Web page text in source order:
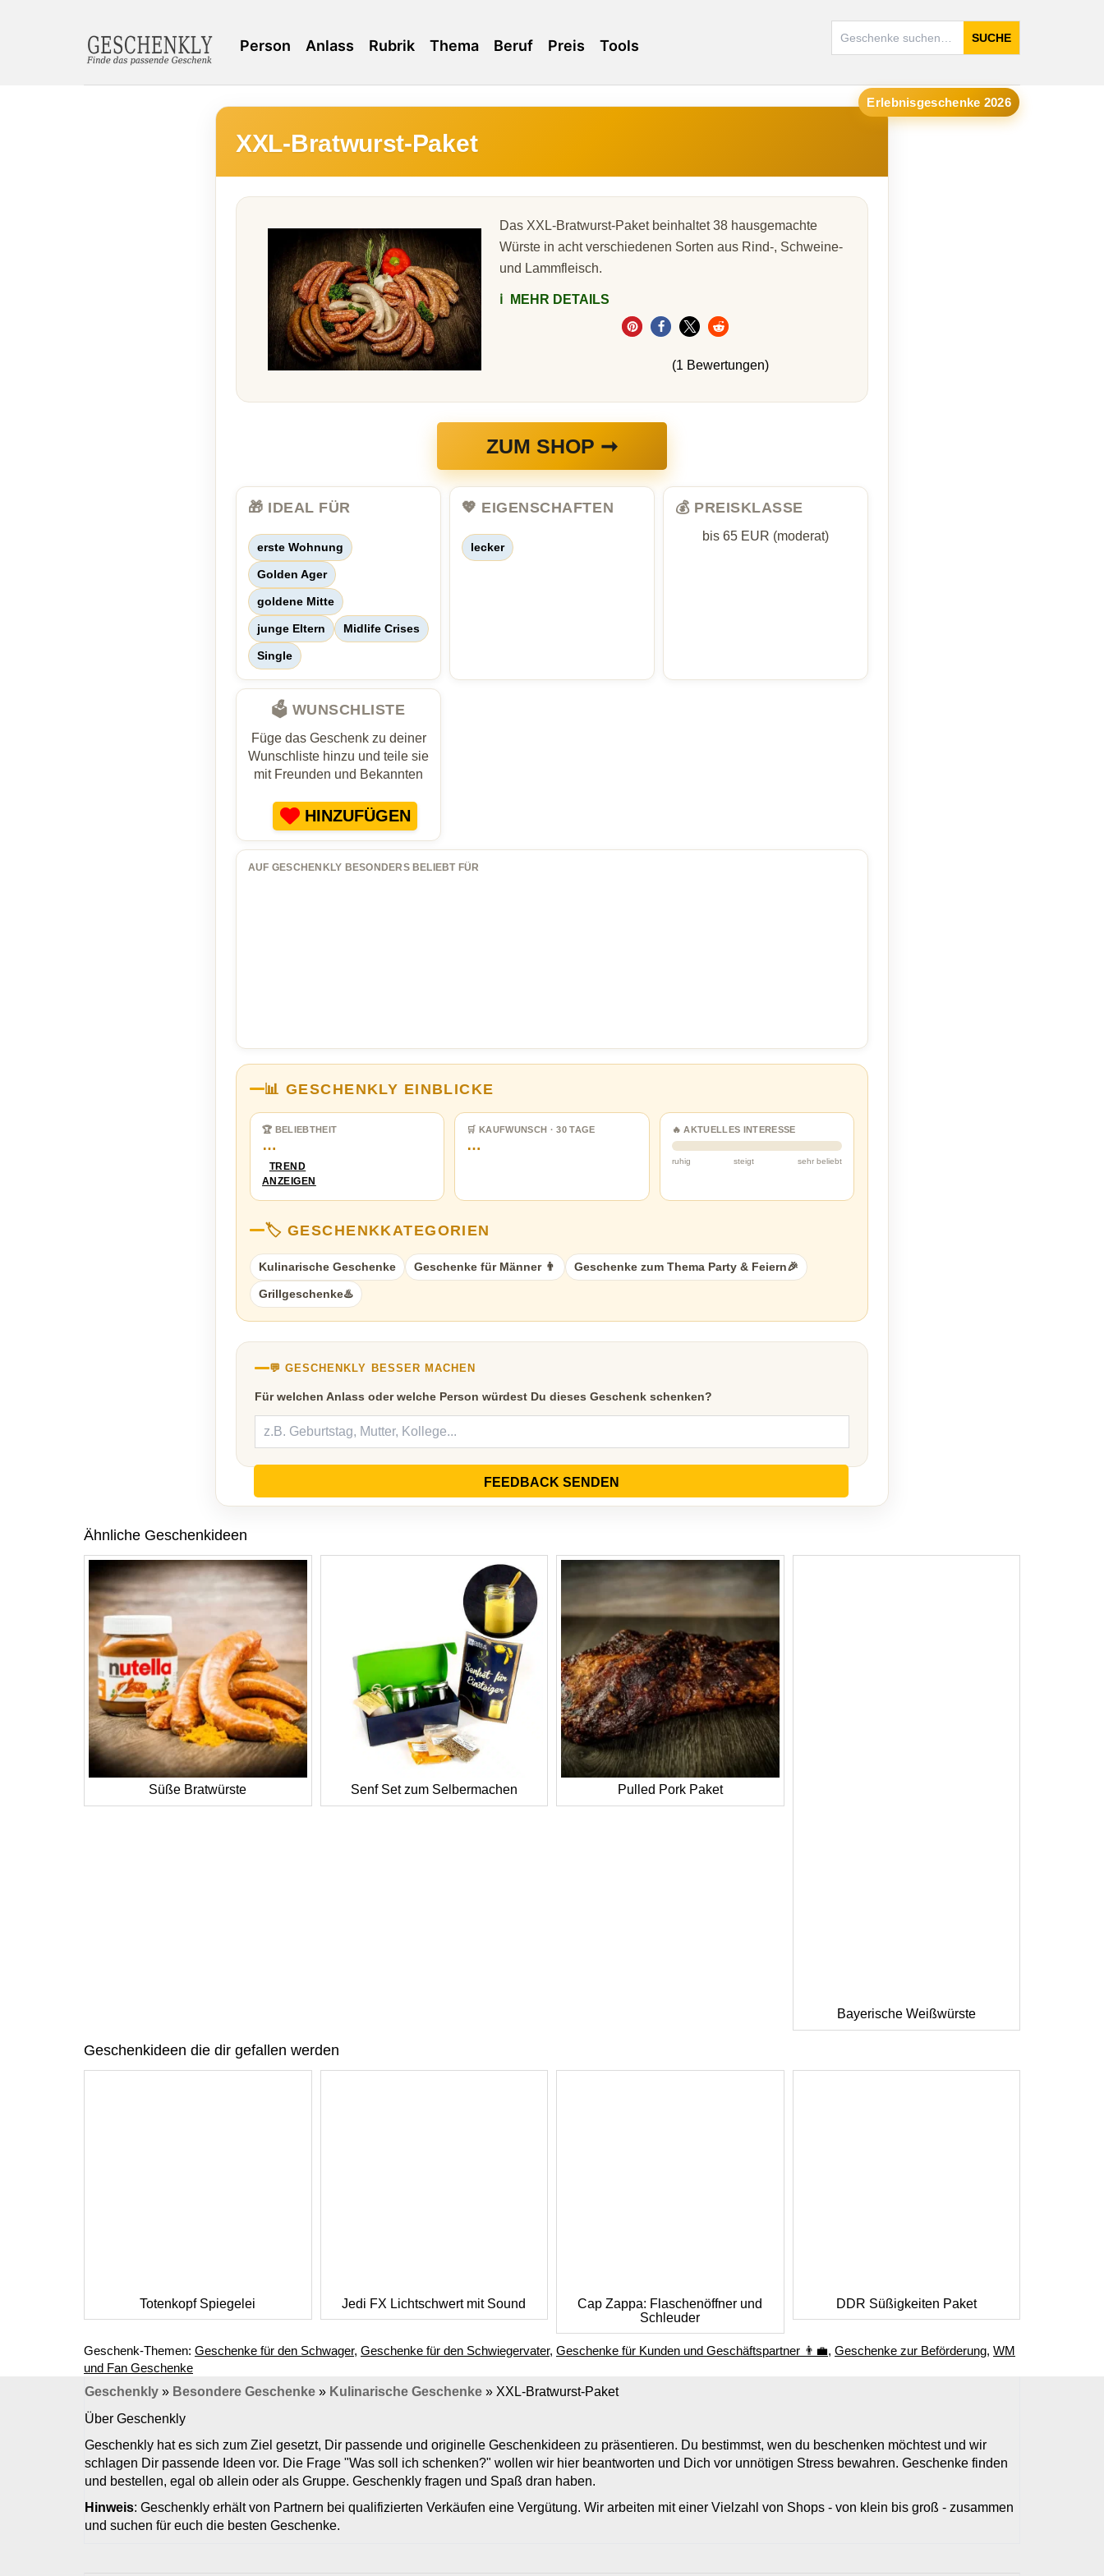
SUCHE
Person Anlass Rubrik Thema Beruf Preis Tools
Erlebnisgeschenke 2026
XXL-Bratwurst-Paket
Das XXL-Bratwurst-Paket beinhaltet 38 hausgemachte
Würste in acht verschiedenen Sorten aus Rind-, Schweine-
und Lammfleisch.
ℹ️ MEHR DETAILS
(1 Bewertungen)
ZUM SHOP ➞
🎁 IDEAL FÜR
erste Wohnung
Golden Ager
goldene Mitte
junge Eltern Midlife Crises
Single
💖 EIGENSCHAFTEN
lecker
💰 PREISKLASSE
bis 65 EUR (moderat)
🗳️ WUNSCHLISTE
Füge das Geschenk zu deiner
Wunschliste hinzu und teile sie
mit Freunden und Bekannten
HINZUFÜGEN
AUF GESCHENKLY BESONDERS BELIEBT FÜR
📊 GESCHENKLY EINBLICKE
🏆 BELIEBTHEIT
…
TREND
ANZEIGEN
🛒 KAUFWUNSCH · 30 TAGE
…
🔥 AKTUELLES INTERESSE
ruhig steigt sehr beliebt
🏷️ GESCHENKKATEGORIEN
Kulinarische Geschenke Geschenke für Männer 👨 Geschenke zum Thema Party & Feiern🎉
Grillgeschenke♨️
💬 GESCHENKLY BESSER MACHEN
Für welchen Anlass oder welche Person würdest Du dieses Geschenk schenken?
FEEDBACK SENDEN
Ähnliche Geschenkideen
Süße Bratwürste Senf Set zum Selbermachen Pulled Pork Paket
Bayerische Weißwürste
Geschenkideen die dir gefallen werden
Totenkopf Spiegelei Jedi FX Lichtschwert mit Sound
Cap Zappa: Flaschenöffner und
Schleuder
DDR Süßigkeiten Paket
Geschenk-Themen: Geschenke für den Schwager, Geschenke für den Schwiegervater, Geschenke für Kunden und Geschäftspartner 👨‍💼, Geschenke zur Beförderung, WM
und Fan Geschenke
Geschenkly » Besondere Geschenke » Kulinarische Geschenke » XXL-Bratwurst-Paket
Über Geschenkly
Geschenkly hat es sich zum Ziel gesetzt, Dir passende und originelle Geschenkideen zu präsentieren. Du bestimmst, wen du beschenken möchtest und wir
schlagen Dir passende Ideen vor. Die Frage "Was soll ich schenken?" wollen wir hier beantworten und Dich vor unnötigen Stress bewahren. Geschenke finden
und bestellen, egal ob allein oder als Gruppe. Geschenkly fragen und Spaß dran haben.
Hinweis: Geschenkly erhält von Partnern bei qualifizierten Verkäufen eine Vergütung. Wir arbeiten mit einer Vielzahl von Shops - von klein bis groß - zusammen
und suchen für euch die besten Geschenke.